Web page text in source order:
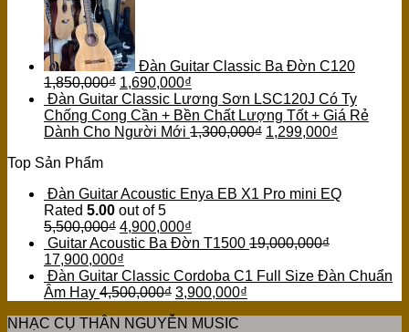
Đàn Guitar Classic Ba Đờn C120
1,850,000₫ 1,690,000₫
Đàn Guitar Classic Lương Sơn LSC120J Có Ty
Chống Cong Cần + Bền Chất Lượng Tốt + Giá Rẻ
Dành Cho Người Mới 1,300,000₫ 1,299,000₫
Top Sản Phẩm
Đàn Guitar Acoustic Enya EB X1 Pro mini EQ
Rated 5.00 out of 5
5,500,000₫ 4,900,000₫
Guitar Acoustic Ba Đờn T1500 19,000,000₫
17,900,000₫
Đàn Guitar Classic Cordoba C1 Full Size Đàn Chuẩn
Âm Hay 4,500,000₫ 3,900,000₫
NHẠC CỤ THÂN NGUYỄN MUSIC